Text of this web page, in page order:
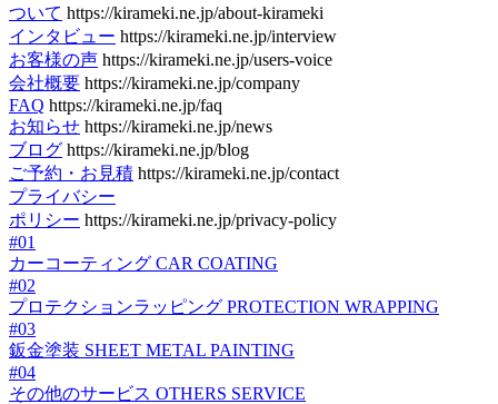
ついて https://kirameki.ne.jp/about-kirameki
インタビュー https://kirameki.ne.jp/interview
お客様の声 https://kirameki.ne.jp/users-voice
会社概要 https://kirameki.ne.jp/company
FAQ https://kirameki.ne.jp/faq
お知らせ https://kirameki.ne.jp/news
ブログ https://kirameki.ne.jp/blog
ご予約・お見積 https://kirameki.ne.jp/contact
プライバシー
ポリシー https://kirameki.ne.jp/privacy-policy
#01
カーコーティング CAR COATING
#02
プロテクションラッピング PROTECTION WRAPPING
#03
鈑金塗装 SHEET METAL PAINTING
#04
その他のサービス OTHERS SERVICE